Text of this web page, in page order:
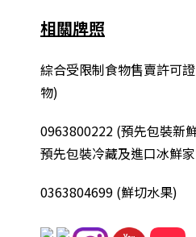
相關牌照
綜合受限制食物售賣許可
物)
0963800222 (預先包裝新
預先包裝冷藏及進口冰鮮
0363804699 (鮮切水果)